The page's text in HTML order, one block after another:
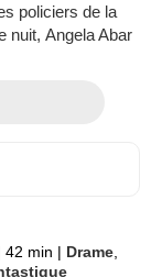
policiers de la
nuit, Angela Abar
42 min | Drame